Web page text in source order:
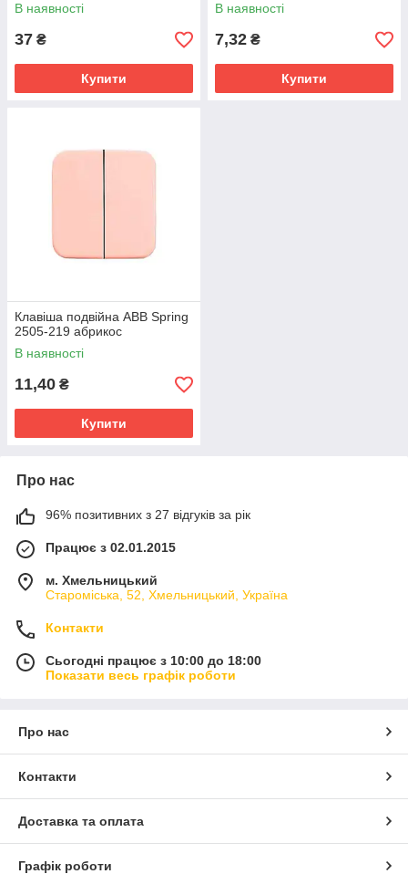
В наявності
37 ₴
Купити
В наявності
7,32 ₴
Купити
Клавіша подвійна ABB Spring
2505-219 абрикос
В наявності
11,40 ₴
Купити
Про нас
96% позитивних з 27 відгуків за рік
Працює з 02.01.2015
м. Хмельницький
Староміська, 52, Хмельницький, Україна
Контакти
Сьогодні працює з 10:00 до 18:00
Показати весь графік роботи
Про нас
Контакти
Доставка та оплата
Графік роботи